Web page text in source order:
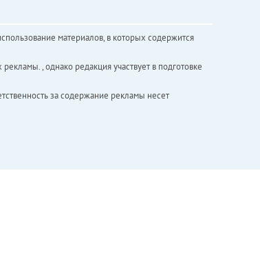
материалов, в которых содержится
, однако редакция участвует в подготовке
за содержание рекламы несет